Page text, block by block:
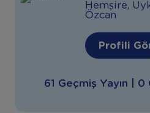
Hemşire,
Özcan
Profili
61 Geçmiş Yayın | 0